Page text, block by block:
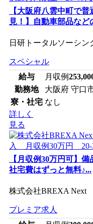
【大阪府八雲中町で
見！】自動車部品など
日研トータルソーシ
スペシャル
給与
月収例
勤務地
大阪府 守口
寮・社宅 なし
詳しく
見る
【月収例30万円可】
社宅費はずっと無料♪...
株式会社BREXA Next
プレミア求人